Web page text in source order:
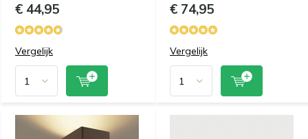
€ 44,95
Vergelijk
€ 74,95
Vergelijk